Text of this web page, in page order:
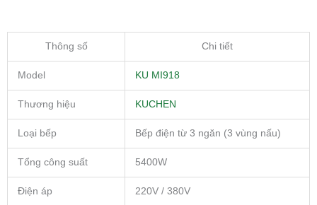
Thông số Chi tiết
Model KU MI918
Thương hiệu KUCHEN
Loại bếp Bếp điện từ 3 ngăn (3 vùng nấu)
Tổng công suất 5400W
Điện áp 220V / 380V